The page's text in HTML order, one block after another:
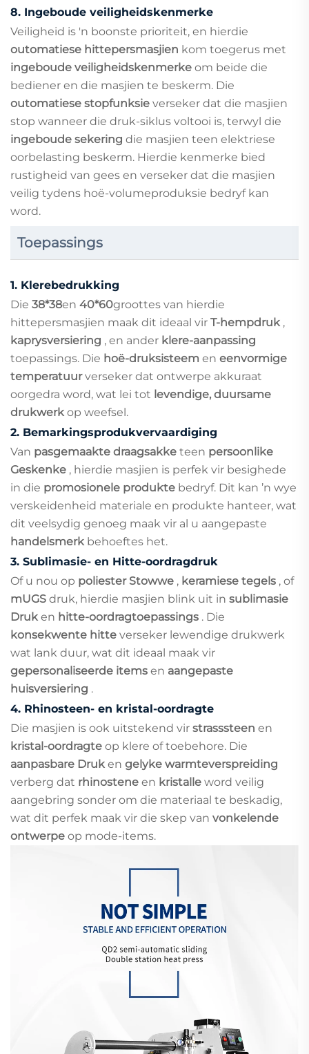
8. Ingeboude veiligheidskenmerke
Veiligheid is 'n boonste prioriteit, en hierdie
outomatiese hittepersmasjien kom toegerus met
ingeboude veiligheidskenmerke om beide die
bediener en die masjien te beskerm. Die
outomatiese stopfunksie verseker dat die masjien
stop wanneer die druk-siklus voltooi is, terwyl die
ingeboude sekering die masjien teen elektriese
oorbelasting beskerm. Hierdie kenmerke bied
rustigheid van gees en verseker dat die masjien
veilig tydens hoë-volumeproduksie bedryf kan
word.
Toepassings
1. Klerebedrukking
Die 38*38en 40*60groottes van hierdie
hittepersmasjien maak dit ideaal vir T-hempdruk ,
kaprysversiering , en ander klere-aanpassing
toepassings. Die hoë-druksisteem en eenvormige
temperatuurverseker dat ontwerpe akkuraat
oorgedra word, wat lei tot levendige, duursame
drukwerk op weefsel.
2. Bemarkingsprodukvervaardiging
Van pasgemaakte draagsakke teen persoonlike
Geskenke , hierdie masjien is perfek vir besighede
in die promosionele produkte bedryf. Dit kan ’n wye
verskeidenheid materiale en produkte hanteer, wat
dit veelsydig genoeg maak vir al u aangepaste
handelsmerk behoeftes het.
3. Sublimasie- en Hitte-oordragdruk
Of u nou op poliester Stowwe , keramiese tegels , of
mUGS druk, hierdie masjien blink uit in sublimasie
Druk en hitte-oordragtoepassings . Die
konsekwente hitte verseker lewendige drukwerk
wat lank duur, wat dit ideaal maak vir
gepersonaliseerde items en aangepaste
huisversiering .
4. Rhinosteen- en kristal-oordragte
Die masjien is ook uitstekend vir strasssteen en
kristal-oordragte op klere of toebehore. Die
aanpasbare Druk en gelyke warmteverspreiding
verberg dat rhinostene en kristalle word veilig
aangebring sonder om die materiaal te beskadig,
wat dit perfek maak vir die skep van vonkelende
ontwerpe op mode-items.